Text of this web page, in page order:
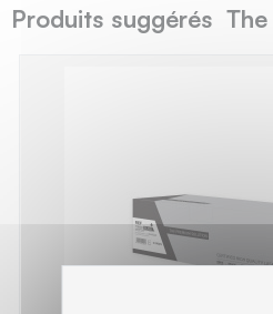
Produits suggérés